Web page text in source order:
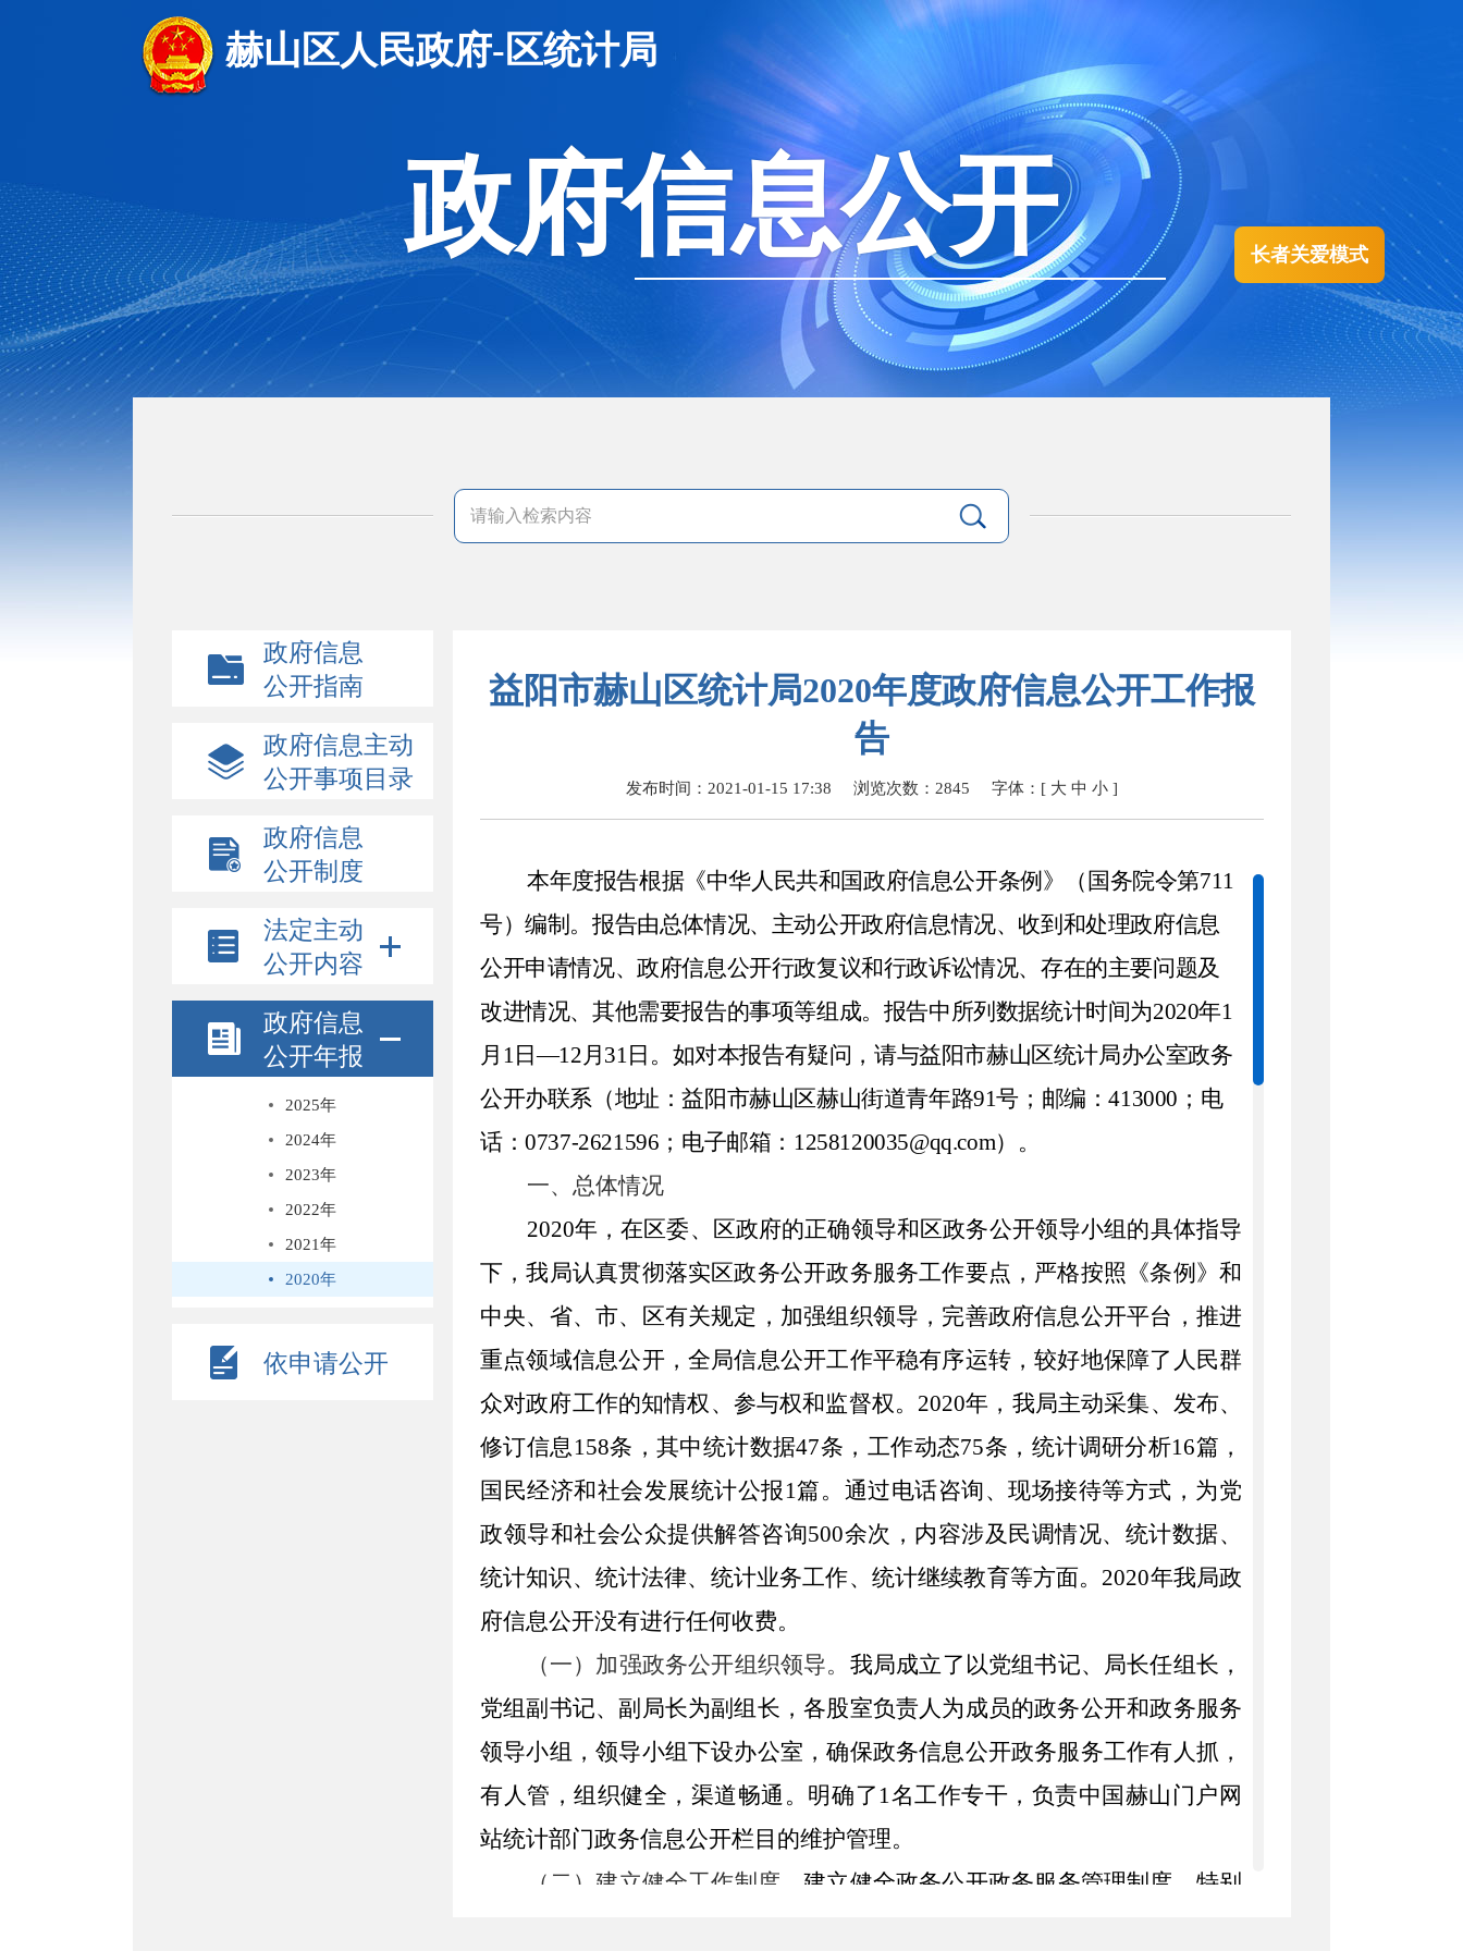
赫山区人民政府-区统计局
政府信息公开 长者关爱模式
政府信息
公开指南
政府信息主动
公开事项目录
政府信息
公开制度
法定主动
公开内容
政府信息
公开年报
2025年
2024年
2023年
2022年
2021年
2020年
依申请公开
益阳市赫山区统计局2020年度政府信息公开工作报
告
发布时间：2021-01-15 17:38 浏览次数： 2845 字体：[ 大 中 小 ]
本年度报告根据《中华人民共和国政府信息公开条例》（国务院令第711
号）编制。报告由总体情况、主动公开政府信息情况、收到和处理政府信息
公开申请情况、政府信息公开行政复议和行政诉讼情况、存在的主要问题及
改进情况、其他需要报告的事项等组成。报告中所列数据统计时间为2020年1
月1日—12月31日。如对本报告有疑问，请与益阳市赫山区统计局办公室政务
公开办联系（地址：益阳市赫山区赫山街道青年路91号；邮编：413000；电
话：0737-2621596 ；电子邮箱： 1258120035@qq.com）。
一、总体情况
2020年，在区委、 区政府的正确领导和区政务公开领导小组的具体指导
下，我局认真贯彻落实区政务公开政务服务工作要点，严格按照《条例》和
中央、省、市、 区有关规定，加强组织领导，完善政府信息公开平台，推进
重点领域信息公开，全局信息公开工作平稳有序运转，较好地保障了人民群
众对政府工作的知情权、参与权和监督权。 2020年，我局主动采集、发布、
修订信息158条， 其中统计数据47条，工作动态75条，统计调研分析16篇，
国民经济和社会发展统计公报1篇。通过电话咨询、现场接待等方式，为党
政领导和社会公众提供解答咨询500余次， 内容涉及民调情况、统计数据、
统计知识、统计法律、统计业务工作、统计继续教育等方面。 2020年我局政
府信息公开没有进行任何收费。
（一） 加强政务公开组织领导。 我局成立了 以党组书记、局长任组长，
党组副书记、副局长为副组长，各股室负责人为成员的政务公开和政务服务
领导小组，领导小组下设办公室，确保政务信息公开政务服务工作有人抓，
有人管，组织健全，渠道畅通 。明确了 1名工作专干 ， 负责中国赫山门户网
站统计部门政务信息公开栏目的维护管理。
（二）建立健全工作制度。建立健全政务公开政务服务管理制度，特别